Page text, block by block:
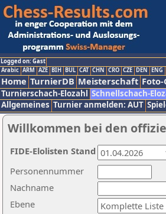
Logged on: Gast
Arabic ARM AZE BIH BUL CAT CHN CRO CZE DEN ENG
Home TurnierDB Meisterschaft
Turnierschach-Elozahl Schnellschach-
Allgemeines Turnier anmelden: AUT
Willkommen bei den
Nachname
Ebene
Personennummer
FIDE-Elolisten Stand